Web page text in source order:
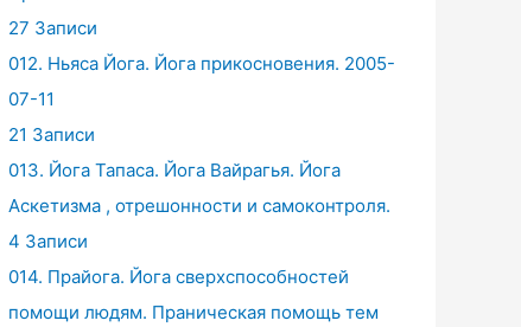
27 Записи
012. Ньяса Йога. Йога прикосновения. 2005-
07-11
21 Записи
013. Йога Тапаса. Йога Вайрагья. Йога
Аскетизма , отрешонности и самоконтроля.
4 Записи
014. Прайога. Йога сверхспособностей
помощи людям. Праническая помощь тем